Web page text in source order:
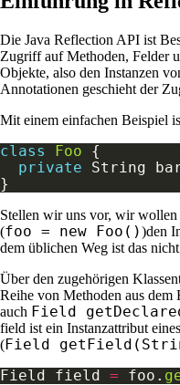
Die Java Reflection API ist
Zugriff auf Methoden, Felder
Objekte, also den Instanzen
Annotationen geschieht der
Mit einem einfachen Beispiel
class Foo
private String
Stellen wir uns vor, wir
(foo = new Foo())den
dem üblichen Weg ist das
Über den zugehörigen
Reihe von Methoden aus dem
auch Field
field ist ein Instanzattribut
(Field
Field field = foo.